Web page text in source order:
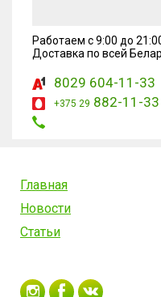
Работаем с 9:00 до
Доставка по всей
8029 604-11-33
+375 29 882-11-33
Главная
Новости
Статьи